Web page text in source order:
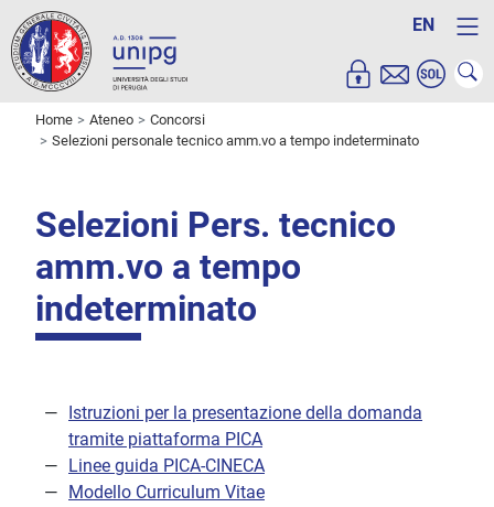
EN
Home Ateneo
Concorsi
Selezioni personale tecnico amm.vo a tempo indeterminato
Selezioni Pers. tecnico
amm.vo a tempo
indeterminato
Istruzioni per la presentazione della domanda
tramite piattaforma PICA
Linee guida PICA-CINECA
Modello Curriculum Vitae